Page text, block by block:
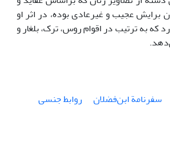
برایش عجیب و غیرعادی بوده، در اثر او
به ترتیب در اقوام روس، ترک، بلغار و
سفرنامة ابن‌فضلان
روابط جنسی